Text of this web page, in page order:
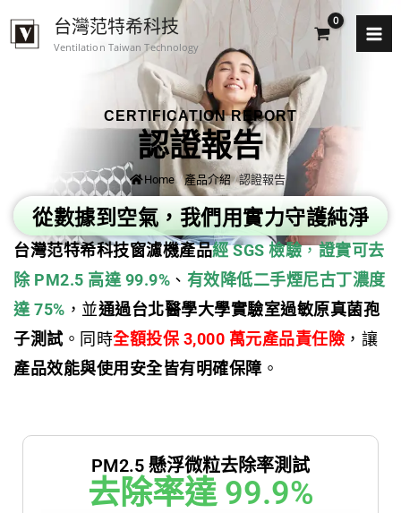
台灣范特希科技
Ventilation Taiwan Technology
CERTIFICATION REPORT
認證報告
Home /產品介紹/認證報告
從數據到空氣，我們用實力守護純淨
台灣范特希科技窗濾機產品經 SGS 檢驗，證實可去
除 PM2.5 高達 99.9% 、 有效降低二手煙尼古丁濃度
達 75% ，並通過台北醫學大學實驗室過敏原真菌孢
子測試 。同時全額投保 3,000 萬元產品責任險 ，讓
產品效能與使用安全皆有明確保障 。
PM2.5 懸浮微粒去除率測試
去除率達 99.9%